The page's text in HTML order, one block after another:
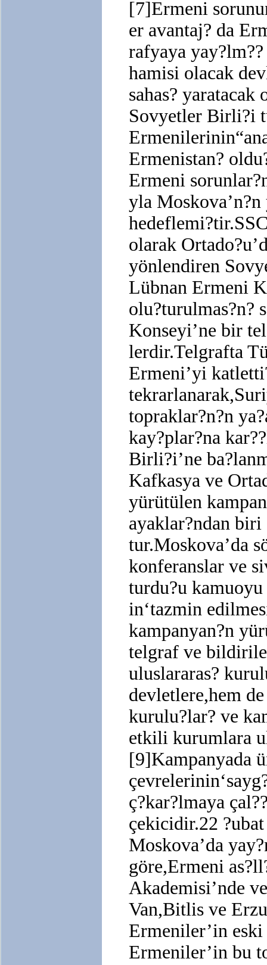
[7]Ermeni
er avantaj? da
rafyaya
hamisi olacak
sahas? yaratacak
Sovyetler Birli?i
Ermenistan?
Ermeni
yla
olarak
yönlendiren
Lübnan Ermeni
olu?turulmas?n?
Konseyi’ne bir
lerdir.Telgrafta
Ermeni’yi
topraklar?n?n
kay?plar?na
Birli?i’ne
Kafkasya ve
yürütülen
ayaklar?ndan
tur.Moskova’da
konferanslar ve
turdu?u
in‘tazmin
kampanyan?n
telgraf ve
uluslararas?
devletlere,hem
kurulu?lar? ve
etkili kurumlara
[9]Kampanyada
ç?kar?lmaya
çekicidir.22
Moskova’da
göre,Ermeni
Akademisi’nde
Van,Bitlis ve
Ermeniler’in
Ermeniler’in bu